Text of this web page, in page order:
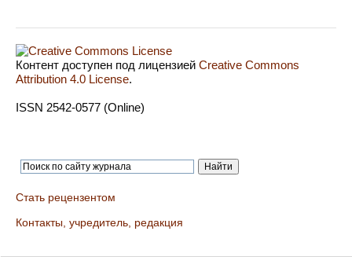
Контент доступен под лицензией Creative Commons
Attribution 4.0 License.
ISSN 2542-0577 (Online)
Стать рецензентом
Контакты, учредитель, редакция